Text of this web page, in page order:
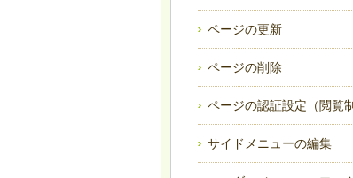
ページの更新
ページの削除
ページの認証設定（閲覧
サイドメニューの編集